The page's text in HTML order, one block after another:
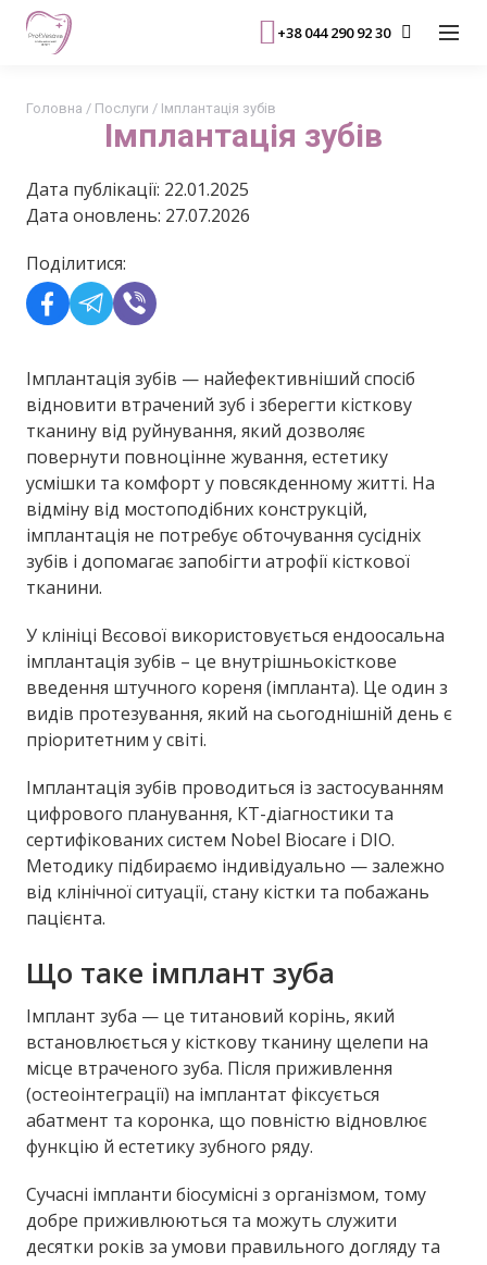
+38 044 290 92 30
Імплантація зубів
Головна / Послуги / Імплантація зубів
Дата публікації: 22.01.2025
Дата оновлень: 27.07.2026
Поділитися:
Імплантація зубів — найефективніший спосіб
відновити втрачений зуб і зберегти кісткову
тканину від руйнування, який дозволяє
повернути повноцінне жування, естетику
усмішки та комфорт у повсякденному житті. На
відміну від мостоподібних конструкцій,
імплантація не потребує обточування сусідніх
зубів і допомагає запобігти атрофії кісткової
тканини.
У клініці Вєсової використовується ендоосальна
імплантація зубів – це внутрішньокісткове
введення штучного кореня (імпланта). Це один з
видів протезування, який на сьогоднішній день є
пріоритетним у світі.
Імплантація зубів проводиться із застосуванням
цифрового планування, КТ-діагностики та
сертифікованих систем Nobel Biocare і DIO.
Методику підбираємо індивідуально — залежно
від клінічної ситуації, стану кістки та побажань
пацієнта.
Що таке імплант зуба
Імплант зуба — це титановий корінь, який
встановлюється у кісткову тканину щелепи на
місце втраченого зуба. Після приживлення
(остеоінтеграції) на імплантат фіксується
абатмент та коронка, що повністю відновлює
функцію й естетику зубного ряду.
Сучасні імпланти біосумісні з організмом, тому
добре приживлюються та можуть служити
десятки років за умови правильного догляду та